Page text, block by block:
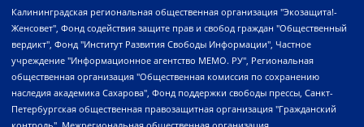
Калининградская региональная общественная организация "Экозащита!-Женсовет", Фонд содействия защите прав и свобод граждан "Общественный вердикт", Фонд "Институт Развития Свободы Информации", Частное учреждение "Информационное агентство МЕМО. РУ", Региональная общественная организация "Общественная комиссия по сохранению наследия академика Сахарова", Фонд поддержки свободы прессы, Санкт-Петербургская общественная правозащитная организация "Гражданский контроль", Межрегиональная общественная организация "Информационно-просветительский центр "Мемориал", Региональный Фонд "Центр Защиты Прав Средств Массовой Информации", с 05.12.2023 Фонд "Центр Защиты Прав Средств массовой информации", Региональная общественная благотворительная организация помощи беженцам и мигрантам "Гражданское содействие", Негосударственное образовательное учреждение дополнительного профессионального образования (повышение квалификации) специалистов "АКАДЕМИЯ ПО ПРАВАМ ЧЕЛОВЕКА", Свердловская региональная общественная организация "Сутяжник", Автономная некоммерческая организация "Центр независимых социологических исследований", Союз общественных объединений "Российский исследовательский центр по правам человека", Региональное общественное учреждение научно-информационный центр "МЕМОРИАЛ", Некоммерческая организация "Фонд защиты гласности", Автономная некоммерческая организация "Институт прав человека", Городская общественная организация "Екатеринбургское общество "МЕМОРИАЛ", Городская общественная организация "Рязанское историко-просветительское и правозащитное общество "Мемориал" (Рязанский Мемориал), Челябинский региональный орган общественной самодеятельности – женское общественное объединение "Женщины Евразии", Челябинский региональный орган общественной самодеятельности "Уральская правозащитная группа", Фонд содействия защите здоровья и социальной справедливости имени Андрея Рылькова, Автономная Некоммерческая Организация "Аналитический Центр Юрия Левады", Автономная некоммерческая организация социальной поддержки населения "Проект Апрель", Региональная общественная организация помощи женщинам и детям, находящимся в кризисной ситуации "Информационно-методический центр "Анна", Фонд содействия развитию массовых коммуникаций и правовому просвещению "Так-так-Так", Фонд содействия устойчивому развитию "Серебряная тайга", Свердловский региональный общественный фонд социальных проектов "Новое время", "Idel.Реалии", Кавказ.Реалии, Крым.Реалии, Телеканал Настоящее Время, Татаро-башкирская служба Радио Свобода (Azatliq Radiosi), Радио Свободная Европа/Радио Свобода (PCE/PC), "Сибирь.Реалии", "Фактограф", Благотворительный фонд помощи осужденным и их семьям, Автономная некоммерческая организация "Институт глобализации и социальных движений", Фонд "В защиту прав заключенных", Частное учреждение "Центр поддержки и содействия развитию средств массовой информации", Пензенский региональный общественный благотворительный фонд "Гражданский союз", "Север.Реалии", Некоммерческая организация Фонд "Правовая инициатива", Общество с ограниченной ответственностью "Радио Свободная Европа/Радио Свобода", Чешское информационное агентство "MEDIUM-ORIENT", Красноярская региональная общественная организация "Мы против СПИДа", Камалягин Денис Николаевич, Маркелов Сергей Евгеньевич, Пономарев Лев Александрович, Савицкая Людмила Алексеевна, Автономная некоммерческая организация "Центр по работе с проблемой насилия "НАСИЛИЮ.НЕТ", Межрегиональный профессиональный союз работников здравоохранения "Альянс врачей", Юридическое лицо, зарегистрированное в Латвийской Республике, SIA "Medusa Project" (регистрационный номер 40103797863, дата регистрации 10.06.2014), Некоммерческая организация "Фонд по борьбе с коррупцией", Автономная некоммерческая организация "Институт права и публичной политики", Баданин Роман Сергеевич, Гликин Максим Александрович, Железнова Мария Михайловна, Лукьянова Юлия Сергеевна, Маетная Елизавета Витальевна, Маняхин Петр Борисович, Чуракова Ольга Владимировна, Ярош Юлия Петровна, Юридическое лицо "The Insider SIA", зарегистрированное в Риге, Латвийская Республика (дата регистрации 26.06.2015), являющееся администратором доменного имени интернет-издания "The Insider SIA", https://theins.ru, Постернак Алексей Евгеньевич, Рубин Михаил Аркадьевич, Анин Роман Александрович, Юридическое лицо Istories fonds, зарегистрированное в Латвийской Республике (регистрационный номер 50008295751, дата регистрации 24.02.2020), Великовский Дмитрий Александрович, Долинина Ирина Николаевна, Мароховская Алеся Алексеевна, Шлейнов Роман Юрьевич, Шмагун Олеся Валентиновна, Общество с ограниченной ответственностью "Альтаир 2021", Общество с ограниченной ответственностью "Вега 2021", Общество с ограниченной ответственностью "Главный редактор 2021", Общество с ограниченной ответственностью "Ромашки монолит", Важенков Артем Валерьевич, Ивановская областная общественная организация "Центр гендерных исследований", Гурман Юрий Альбертович, Медиапроект "ОВД-Инфо", Егоров Владимир Владимирович, Жилинский Владимир Александрович, Общество с ограниченной ответственностью "ЗП", Иванова София Юрьевна, Карезина Инна Павловна, Кильтау Екатерина Викторовна, Петров Алексей Викторович, Пискунов Сергей Евгеньевич, Смирнов Сергей Сергеевич, Тихонов Михаил Сергеевич, Общество с ограниченной ответственностью "ЖУРНАЛИСТ-ИНОСТРАННЫЙ АГЕНТ", Арапова Галина Юрьевна, Вольтская Татьяна Анатольевна, Американская компания "Mason G.E.S. Anonymous Foundation" (США), являющаяся владельцем интернет-издания https://mnews.world/, Компания "Stichting Bellingcat", зарегистрированная в Нидерландах (дата регистрации 11.07.2018), Захаров Андрей Вячеславович, Клепиковская Екатерина Дмитриевна, Общество с ограниченной ответственностью "МЕМО", Перл Роман Александрович, Симонов Евгений Алексеевич, Соловьева Елена Анатольевна, Сотников Даниил Владимирович, Сурначева Елизавета Дмитриевна, Автономная некоммерческая организация по защите прав человека и информированию населения "Якутия – Наше Мнение", Общество с ограниченной ответственностью "Москоу диджитал медиа", с 26.01.2023 Общество с ограниченной ответственностью "Чайка Белые сады", Ветошкина Валерия Валерьевна, Заговора Максим Александрович, Межрегиональное общественное движение "Российская ЛГБТ - сеть", Оленичев Максим Владимирович, Павлов Иван Юрьевич, Скворцова Елена Сергеевна, Общество с ограниченной ответственностью "Как бы инагент", Кочетков Игорь Викторович, Общество с ограниченной ответственностью "Честные выборы", Еланчик Олег Александрович, Общество с ограниченной ответственностью "Нобелевский призыв", Гималова Регина Эмилевна, Григорьев Андрей Валерьевич, Григорьева Алина Александровна, Ассоциация по содействию защите прав призывников, альтернативнослужащих и военнослужащих "Правозащитная группа "Гражданин.Армия.Право", Хисамова Регина Фаритовна, Автономная некоммерческая организация по реализации социально-правовых программ "Лилит", Дальневосточное общественное движение "Маяк", Санкт-Петербургская ЛГБТ-инициативная группа "Выход", Инициативная группа ЛГБТ+ "Реверс", Алексеев Андрей Викторович, Бекбулатова Таисия Львовна, Беляев Иван Михайлович, Владыкина Елена Сергеевна, Гельман Марат Александрович, Никульшина Вероника Юрьевна, Толоконникова Надежда Андреевна, Шендерович Виктор Анатольевич, Общество с ограниченной ответственностью "Данное сообщение", Общество с ограниченной ответственностью Издательский дом "Новая глава", Айнбиндер Александра Александровна, Московский комьюнити-центр для ЛГБТ+инициатив, Благотворительный фонд развития филантропии, Deutsche Welle (Германия, Kurt-Schumacher-Strasse 3, 53113 Bonn), Борзунова Мария Михайловна, Воробьев Виктор Викторович, Голубева Анна Львовна, Константинова Алла Михайловна, Малкова Ирина Владимировна, Мурадов Мурад Абдулгалимович, Осетинская Елизавета Николаевна, Понасенков Евгений Николаевич, Ганапольский Матвей Юрьевич, Киселев Евгений Алексеевич, Борухович Ирина Григорьевна, Дремин Иван Тимофеевич, Дубровский Дмитрий Викторович, Красноярская региональная общественная организация поддержки и развития альтернативных образовательных технологий и межкультурных коммуникаций "ИНТЕРРА", Маяковская Екатерина Алексеевна, Фейгин Марк Захарович, Филимонов Андрей Викторович, Дзугкоева Регина Николаевна, Доброхотов Роман Александрович, Дудь Юрий Александрович, Елкин Сергей Владимирович, Кругликов Кирилл Игоревич, Сабунаева Мария Леонидовна, Семенов Алексей Владимирович, Шаинян Карен Багратович, Шульман Екатерина Михайловна, Асафьев Артур Валерьевич, Вахштайн Виктор Семенович, Венедиктов Алексей Алексеевич, Лушникова Екатерина Евгеньевна, Волков Леонид Михайлович, Невзоров Александр Глебович, Пархоменко Сергей Борисович, Сироткин Ярослав Николаевич, Кара-Мурза Владимир Владимирович, Баранова Наталья Владимировна, Гозман Леонид Яковлевич, Кагарлицкий Борис Юльевич, Климарев Михаил Валерьевич, Милов Владимир Станиславович, Автономная некоммерческая организация Краснодарский центр современного искусства "Типография", Моргенштерн Алишер Тагирович, Соболь Любовь Эдуардовна, Общество с ограниченной ответственностью "ЛИЗА НОРМ", Каспаров Гарри Кимович, Ходорковский Михаил Борисович, Общество с ограниченной ответственностью "Апрельские тезисы", Данилович Ирина Брониславовна, Кашин Олег Владимирович, Петров Николай Владимирович, Пивоваров Алексей Владимирович, Соколов Михаил Владимирович, Цветкова Юлия Владимировна, Чичваркин Евгений Александрович, Комитет против пыток/Команда против пыток, Общество с ограниченной ответственностью "Первый научный", Общество с ограниченной ответственностью "Вертолет и ко", Белоцерковская Вероника Борисовна, Кац Максим Евгеньевич, Лазарева Татьяна Юрьевна, Шаведдинов Руслан Табризович, Яшин Илья Валерьевич, Общество с ограниченной ответственностью "Иноагент ААВ", Алешковский Дмитрий Петрович, Альбац Евгения Марковна, Быков Дмитрий Львович, Галямина Юлия Евгеньевна, Лойко Сергей Леонидович, Мартынов Кирилл Константинович, Медведев Сергей Александрович, Крашенинников Федор Геннадиевич, Гордеева Катерина Вл